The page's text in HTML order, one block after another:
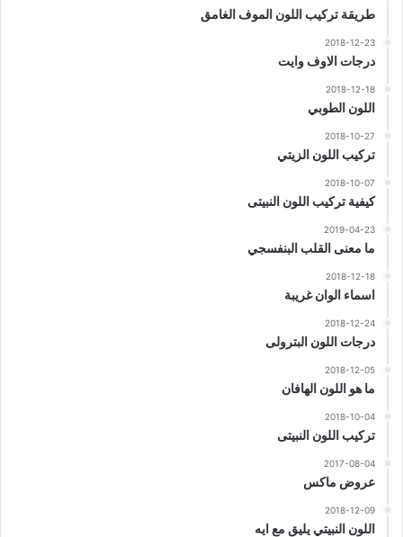
طريقة تركيب اللون الموف الغامق
2018-12-23
درجات الاوف وايت
2018-12-18
اللون الطوبي
2018-10-27
تركيب اللون الزيتي
2018-10-07
كيفية تركيب اللون النبيتى
2019-04-23
ما معنى القلب البنفسجي
2018-12-18
اسماء الوان غريبة
2018-12-24
درجات اللون البترولى
2018-12-05
ما هو اللون الهافان
2018-10-04
تركيب اللون النبيتى
2017-08-04
عروض ماكس
2018-12-09
اللون النبيتي يليق مع ايه